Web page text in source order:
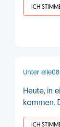
Unter
Heute, in
kommen.